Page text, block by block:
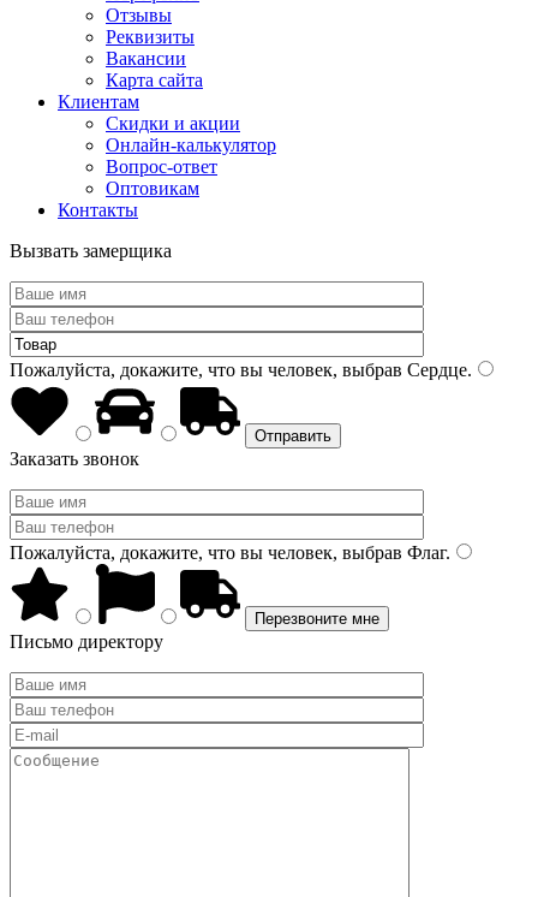
Отзывы
Реквизиты
Вакансии
Карта сайта
Клиентам
Скидки и акции
Онлайн-калькулятор
Вопрос-ответ
Оптовикам
Контакты
Вызвать замерщика
Пожалуйста, докажите, что вы человек, выбрав Сердце.
Заказать звонок
Пожалуйста, докажите, что вы человек, выбрав Флаг.
Письмо директору